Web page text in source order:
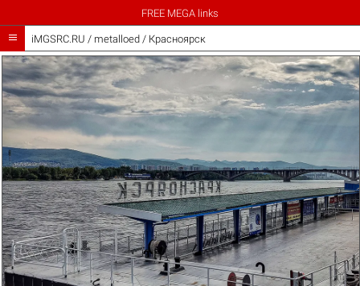
FREE MEGA links
 iMGSRC.RU / metalloed/ Красноярск